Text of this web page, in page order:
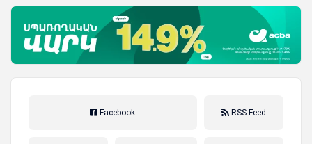
Facebook RSS Feed